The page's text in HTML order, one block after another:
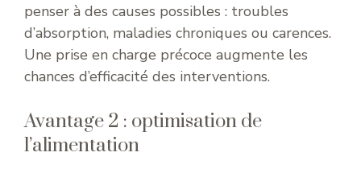
penser à des causes possibles : troubles
d’absorption, maladies chroniques ou carences.
Une prise en charge précoce augmente les
chances d’efficacité des interventions.
Avantage 2 : optimisation de
l’alimentation